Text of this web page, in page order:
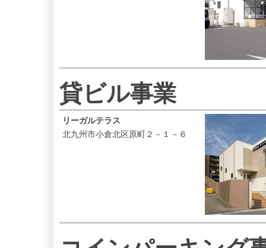
貸ビル事業
リーガルテラス
北九州市小倉北区原町２－１－６